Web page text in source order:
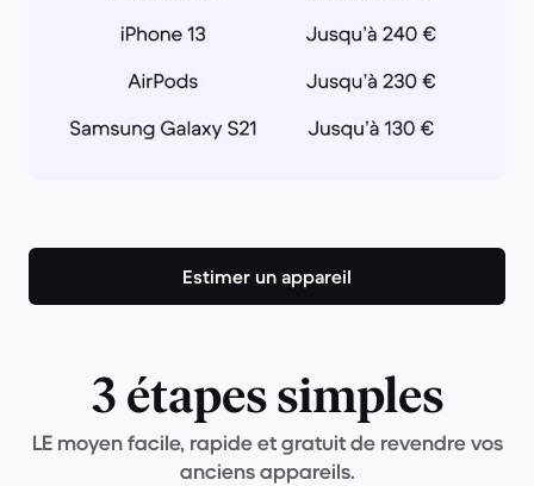
Estimer un appareil
3 étapes simples
LE moyen facile, rapide et gratuit de revendre vos
anciens appareils.